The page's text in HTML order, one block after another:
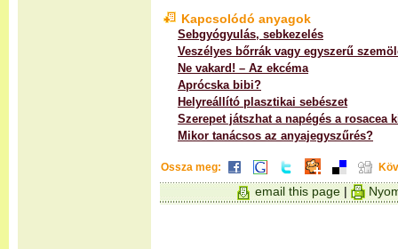
Kapcsolódó anyagok
Sebgyógyulás, sebkezelés
Veszélyes bőrrák vagy egyszerű
Ne vakard! – Az ekcéma
Aprócska bibi?
Helyreállító plasztikai sebészet
Szerepet játszhat a napégés a rosacea
Mikor tanácsos az anyajegyszűrés?
Ossza meg:
email this page |